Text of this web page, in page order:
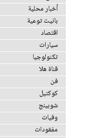
أخبار محلية
بانيت توعية
اقتصاد
سيارات
تكنولوجيا
قناة هلا
فن
كوكتيل
شوبينج
وفيات
مفقودات